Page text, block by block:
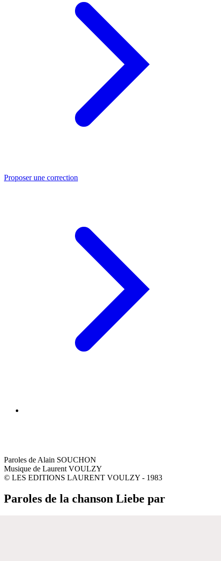
Proposer une correction
Paroles de Alain SOUCHON
Musique de Laurent VOULZY
© LES EDITIONS LAURENT VOULZY - 1983
Paroles de la chanson Liebe par